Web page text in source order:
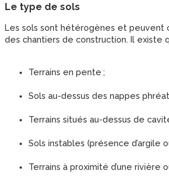
Le type de sols
Les sols sont hétérogènes et peuvent
des chantiers de construction. Il existe
Terrains en pente ;
Sols au-dessus des nappes
Terrains situés au-dessus de
Sols instables (présence d’argile
Terrains à proximité d’une rivière